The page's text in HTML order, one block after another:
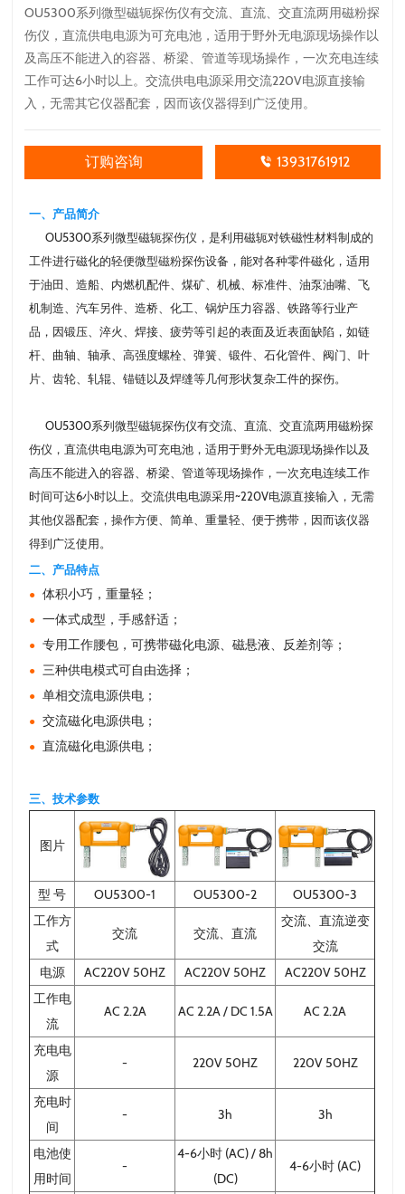
OU5300系列微型磁轭探伤仪有交流、直流、交直流两用磁粉探
伤仪，直流供电电源为可充电池，适用于野外无电源现场操作以
及高压不能进入的容器、桥梁、管道等现场操作，一次充电连续
工作可达6小时以上。交流供电电源采用交流220V电源直接输
入，无需其它仪器配套，因而该仪器得到广泛使用。
订购咨询 13931761912
一、产品简介
OU5300系列微型磁轭探伤仪 ，是利用磁轭对铁磁性材料制成的
工件进行磁化的轻便微型磁粉探伤设备，能对各种零件磁化，适用
于油田、造船、内燃机配件、煤矿、机械、标准件、油泵油嘴、飞
机制造、汽车另件、造桥、化工、锅炉压力容器、铁路等行业产
品，因锻压、淬火、焊接、疲劳等引起的表面及近表面缺陷，如链
杆、曲轴、轴承、高强度螺栓、弹簧、锻件、石化管件、阀门、叶
片、齿轮、轧辊、锚链以及焊缝等几何形状复杂工件的探伤。
OU5300系列微型磁轭探伤仪有交流、直流、交直流两用磁粉探
伤仪，直流供电电源为可充电池，适用于野外无电源现场操作以及
高压不能进入的容器、桥梁、管道等现场操作，一次充电连续工作
时间可达6小时以上。交流供电电源采用~220V电源直接输入，无需
其他仪器配套，操作方便、简单、重量轻、便于携带，因而该仪器
得到广泛使用。
二、产品特点
● 体积小巧，重量轻；
● 一体式成型，手感舒适；
● 专用工作腰包，可携带磁化电源、磁悬液、反差剂等；
● 三种供电模式可自由选择；
● 单相交流电源供电；
● 交流磁化电源供电；
● 直流磁化电源供电；
三、技术参数
图片
型 号 OU5300-1 OU5300-2
OU5300-3
工作方
式
交流 交流、直流
交流、直流逆变
交流
电源
AC220V 50HZ AC220V 50HZ
AC220V 50HZ
工作电
流
AC 2.2A AC 2.2A / DC 1.5A AC 2.2A
充电电
源
- 220V 50HZ 220V 50HZ
充电时
间
- 3h 3h
电池使
用时间
-
4-6小时 (AC) / 8h
(DC)
4-6小时 (AC)